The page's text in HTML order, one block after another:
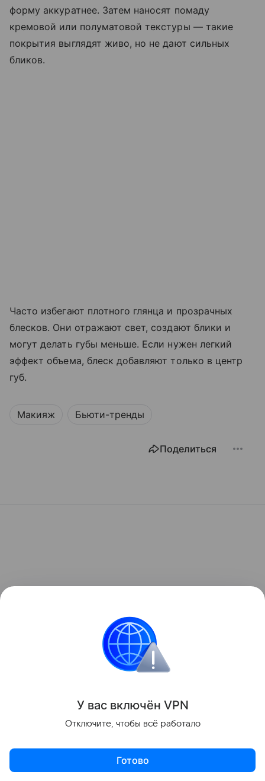
форму аккуратнее. Затем наносят помаду
кремовой или полуматовой текстуры — такие
покрытия выглядят живо, но не дают сильных
бликов.
Часто избегают плотного глянца и прозрачных
блесков. Они отражают свет, создают блики и
могут делать губы меньше. Если нужен легкий
эффект объема, блеск добавляют только в центр
губ.
Макияж Бьюти-тренды
Поделиться
У вас включён VPN
Отключите, чтобы всё работало
Готово